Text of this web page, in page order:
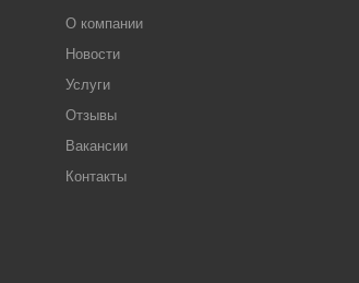
О компании
Новости
Услуги
Отзывы
Вакансии
Контакты